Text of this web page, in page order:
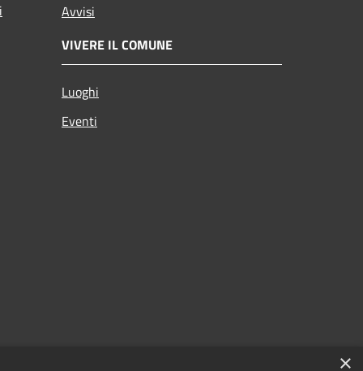
Avvisi
VIVERE IL COMUNE
Luoghi
Eventi
×